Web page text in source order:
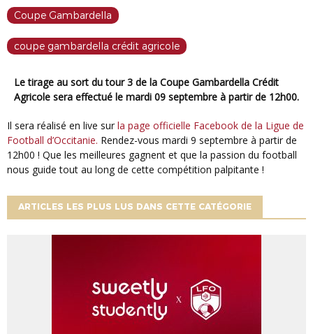
Coupe Gambardella
coupe gambardella crédit agricole
Le tirage au sort du tour 3 de la Coupe Gambardella Crédit
Agricole sera effectué le mardi 09 septembre à partir de 12h00.
Il sera réalisé en live sur la page officielle Facebook de la Ligue de
Football d’Occitanie. Rendez-vous mardi 9 septembre à partir de
12h00 ! Que les meilleures gagnent et que la passion du football
nous guide tout au long de cette compétition palpitante !
ARTICLES LES PLUS LUS DANS CETTE CATÉGORIE